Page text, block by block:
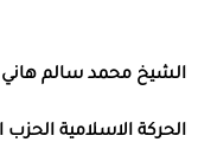
الشيخ محمد سالم
الحركة الاسلامية الحزب